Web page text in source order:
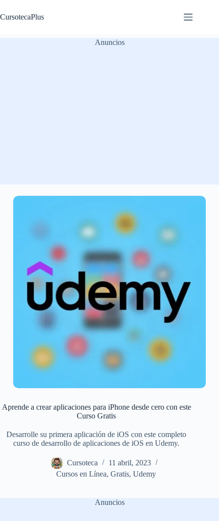
al
contenido
CursotecaPlus
Anuncios
Aprende a crear aplicaciones para iPhone desde cero con este
Curso Gratis
Desarrolle su primera aplicación de iOS con este completo
curso de desarrollo de aplicaciones de iOS en Udemy.
Cursoteca
11 abril, 2023
Cursos en Línea,Gratis,Udemy
Anuncios